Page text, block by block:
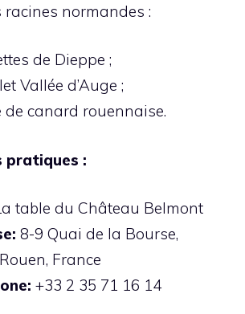
normandes :
de Dieppe ;
Vallée d’Auge ;
de canard rouennaise.
pratiques :
table du Château Belmont
8-9 Quai de la Bourse,
France
+33 2 35 71 16 14